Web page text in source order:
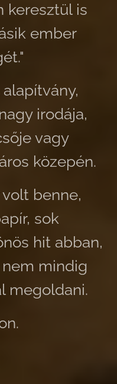
keresztül is
ember
irodája,
vagy
közepén.
benne,
sok
hit abban,
mindig
megoldani.